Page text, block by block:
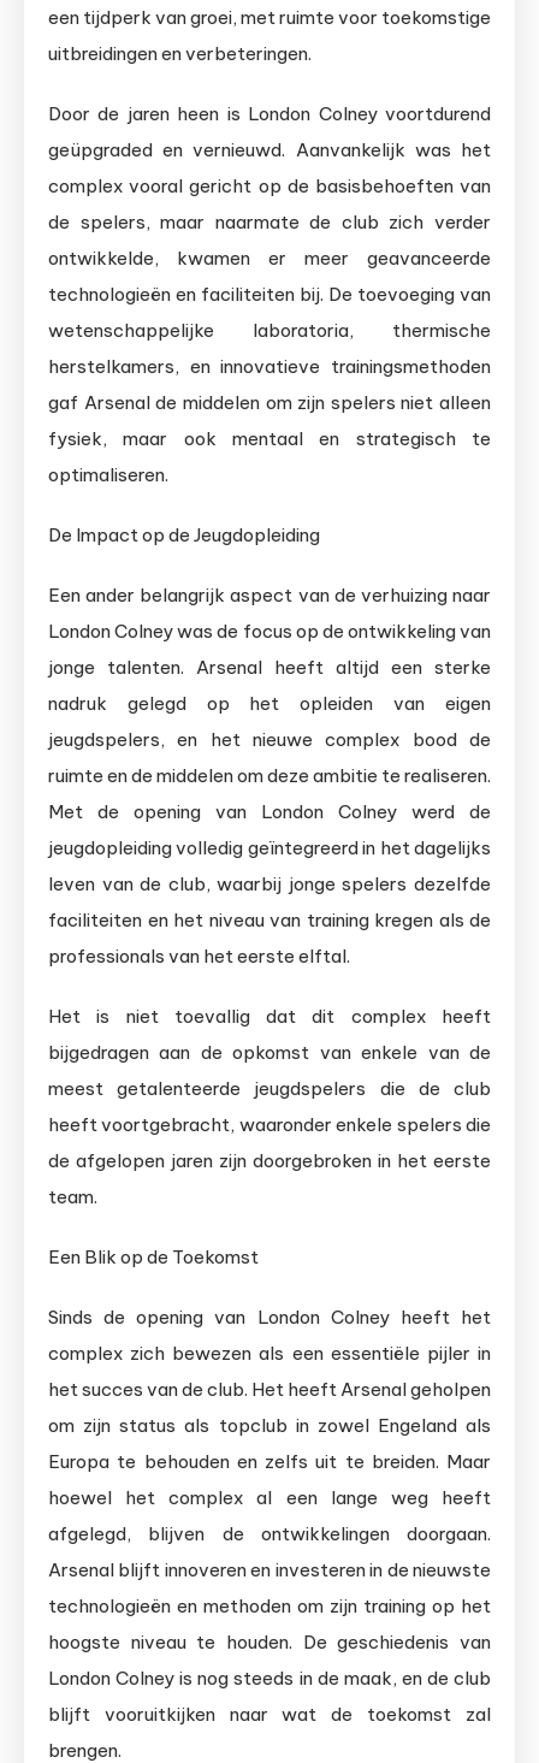
een tijdperk van groei, met ruimte voor toekomstige
uitbreidingen en verbeteringen.
Door de jaren heen is London Colney voortdurend
geüpgraded en vernieuwd. Aanvankelijk was het
complex vooral gericht op de basisbehoeften van
de spelers, maar naarmate de club zich verder
ontwikkelde, kwamen er meer geavanceerde
technologieën en faciliteiten bij. De toevoeging van
wetenschappelijke laboratoria, thermische
herstelkamers, en innovatieve trainingsmethoden
gaf Arsenal de middelen om zijn spelers niet alleen
fysiek, maar ook mentaal en strategisch te
optimaliseren.
De Impact op de Jeugdopleiding
Een ander belangrijk aspect van de verhuizing naar
London Colney was de focus op de ontwikkeling van
jonge talenten. Arsenal heeft altijd een sterke
nadruk gelegd op het opleiden van eigen
jeugdspelers, en het nieuwe complex bood de
ruimte en de middelen om deze ambitie te realiseren.
Met de opening van London Colney werd de
jeugdopleiding volledig geïntegreerd in het dagelijks
leven van de club, waarbij jonge spelers dezelfde
faciliteiten en het niveau van training kregen als de
professionals van het eerste elftal.
Het is niet toevallig dat dit complex heeft
bijgedragen aan de opkomst van enkele van de
meest getalenteerde jeugdspelers die de club
heeft voortgebracht, waaronder enkele spelers die
de afgelopen jaren zijn doorgebroken in het eerste
team.
Een Blik op de Toekomst
Sinds de opening van London Colney heeft het
complex zich bewezen als een essentiële pijler in
het succes van de club. Het heeft Arsenal geholpen
om zijn status als topclub in zowel Engeland als
Europa te behouden en zelfs uit te breiden. Maar
hoewel het complex al een lange weg heeft
afgelegd, blijven de ontwikkelingen doorgaan.
Arsenal blijft innoveren en investeren in de nieuwste
technologieën en methoden om zijn training op het
hoogste niveau te houden. De geschiedenis van
London Colney is nog steeds in de maak, en de club
blijft vooruitkijken naar wat de toekomst zal
brengen.